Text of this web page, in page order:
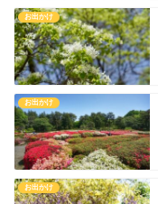
お出かけ
お出かけ
お出かけ